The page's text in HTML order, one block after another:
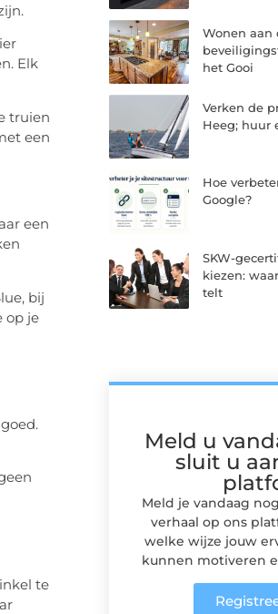
Elk
truien
een
een
bij
op je
te
Wonen aan
het Gooi
Verken de
Heeg; huur
Hoe
Google?
SKW-
kiezen:
telt
Meld u
sluit u
Meld je vandaag
verhaal op ons
welke wijze jouw
kunnen motiveren